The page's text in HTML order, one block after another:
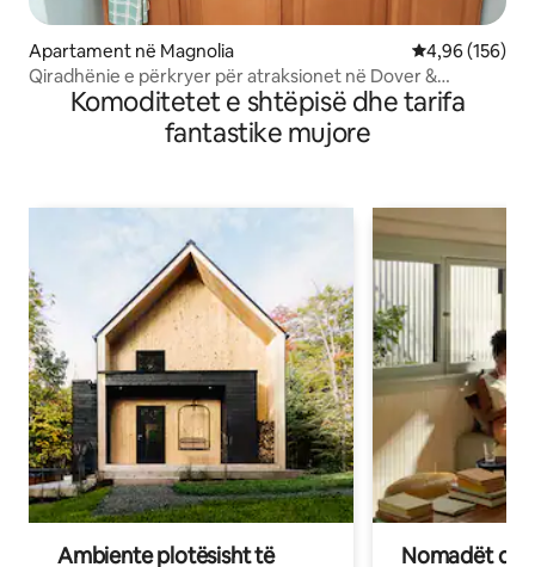
Apartament në Magnolia Vlerësimi
4,96 (156)
Qiradhënie e përkryer për atraksionet në Dover &
BayBeaches
Komoditetet e shtëpisë dhe tarifa
fantastike mujore
Ambiente plotësisht të Nomadët